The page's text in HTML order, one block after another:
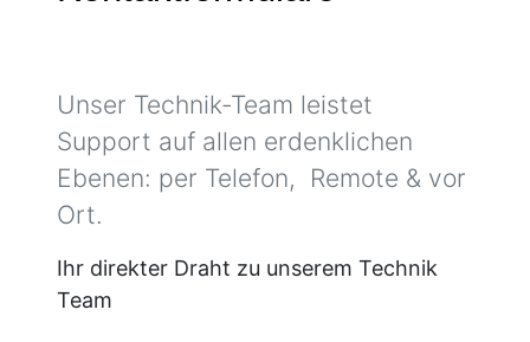
Unser Technik-Team leistet
Support auf allen erdenklichen
Ebenen: per Telefon, Remote & vor
Ort.
Ihr direkter Draht zu unserem Technik
Team